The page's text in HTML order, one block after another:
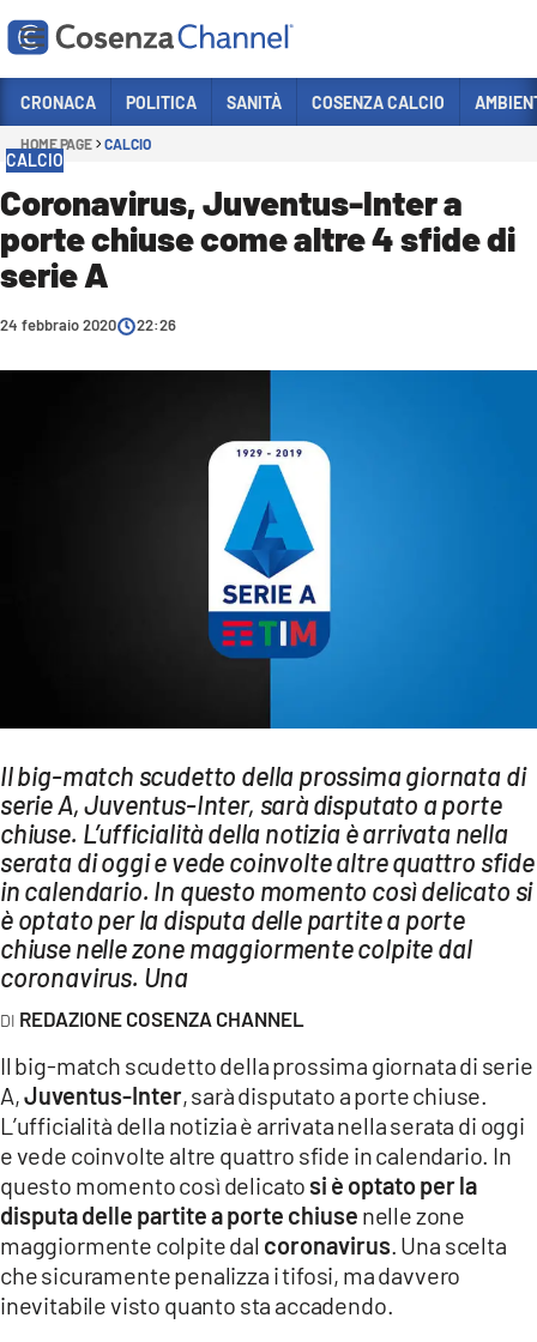
Sezioni
POLITICA
COSENZA CALCIO
ECONOMIA E LAVORO
LAC ONAIR
LaC
Network
LACPLAY.IT
LACTV.IT
LACONAIR.IT
LACITYMAG.IT
ILREGGINO.IT
COSENZACHANNEL.IT
ILVIBONESE.IT
CATANZAROCHANNEL.IT
LACAPITALENEWS.IT
App
ANDROID
CRONACA POLITICA SANITÀ COSENZA CALCIO
HOME PAGE CALCIO
CALCIO
Coronavirus, Juventus-Inter a
porte chiuse come altre 4 sfide di
serie A
24 febbraio 2020 22:26
Il big-match scudetto della prossima giornata di
serie A, Juventus-Inter, sarà disputato a porte
chiuse. L’ufficialità della notizia è arrivata nella
serata di oggi e vede coinvolte altre quattro sfide
in calendario. In questo momento così delicato si
è optato per la disputa delle partite a porte
chiuse nelle zone maggiormente colpite dal
coronavirus. Una
REDAZIONE COSENZA CHANNEL
Il big-match scudetto della prossima giornata di serie
A,Juventus-Inter, sarà disputato a porte chiuse.
L’ufficialità della notizia è arrivata nella serata di oggi
e vede coinvolte altre quattro sfide in calendario. In
questo momento così delicato si è optato per la
disputa delle partite a porte chiuse nelle zone
maggiormente colpite dal coronavirus. Una scelta
che sicuramente penalizza i tifosi, ma davvero
inevitabile visto quanto sta accadendo.